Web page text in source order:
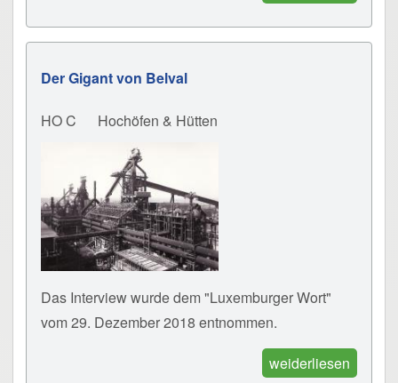
Der Gigant von Belval
HO C Hochöfen & Hütten
Das Interview wurde dem "Luxemburger Wort"
vom 29. Dezember 2018 entnommen.
weiderliesen